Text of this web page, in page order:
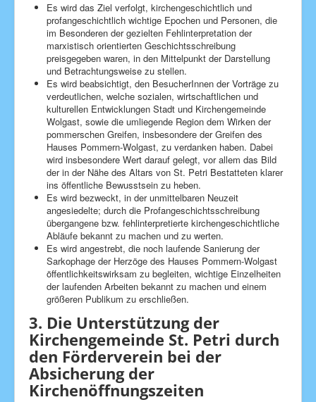
Es wird das Ziel verfolgt, kirchengeschichtlich und
profangeschichtlich wichtige Epochen und Personen, die
im Besonderen der gezielten Fehlinterpretation der
marxistisch orientierten Geschichtsschreibung
preisgegeben waren, in den Mittelpunkt der Darstellung
und Betrachtungsweise zu stellen.
Es wird beabsichtigt, den BesucherInnen der Vorträge zu
verdeutlichen, welche sozialen, wirtschaftlichen und
kulturellen Entwicklungen Stadt und Kirchengemeinde
Wolgast, sowie die umliegende Region dem Wirken der
pommerschen Greifen, insbesondere der Greifen des
Hauses Pommern-Wolgast, zu verdanken haben. Dabei
wird insbesondere Wert darauf gelegt, vor allem das Bild
der in der Nähe des Altars von St. Petri Bestatteten klarer
ins öffentliche Bewusstsein zu heben.
Es wird bezweckt, in der unmittelbaren Neuzeit
angesiedelte; durch die Profangeschichtsschreibung
übergangene bzw. fehlinterpretierte kirchengeschichtliche
Abläufe bekannt zu machen und zu werten.
Es wird angestrebt, die noch laufende Sanierung der
Sarkophage der Herzöge des Hauses Pommern-Wolgast
öffentlichkeitswirksam zu begleiten, wichtige Einzelheiten
der laufenden Arbeiten bekannt zu machen und einem
größeren Publikum zu erschließen.
3. Die Unterstützung der
Kirchengemeinde St. Petri durch
den Förderverein bei der
Absicherung der
Kirchenöffnungszeiten